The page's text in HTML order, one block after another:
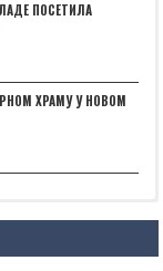
ПОСЕТИЛА
ХРАМУ У НОВОМ